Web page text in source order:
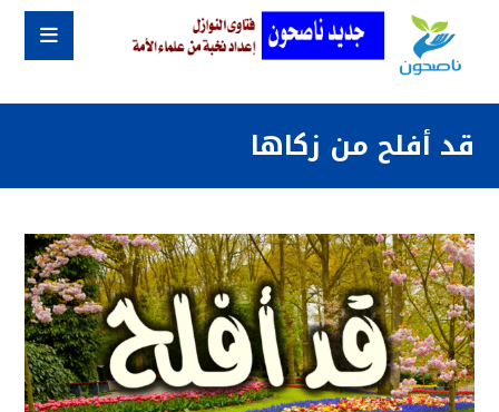
قد أفلح من زكاها